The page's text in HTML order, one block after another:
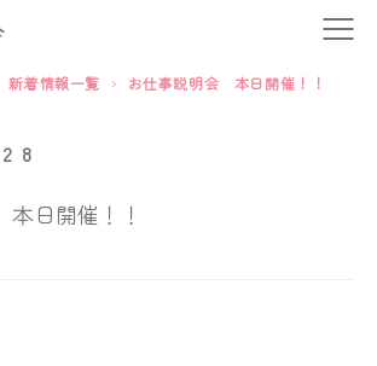
新着情報一覧 お仕事説明会 本日開催！！
日開催！！